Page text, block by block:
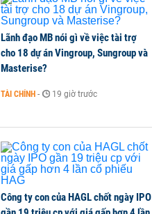
Lãnh đạo MB nói gì về việc tài trợ
cho 18 dự án Vingroup, Sungroup và
Masterise?
TÀI CHÍNH - 19 giờ trước
Công ty con của HAGL chốt ngày IPO